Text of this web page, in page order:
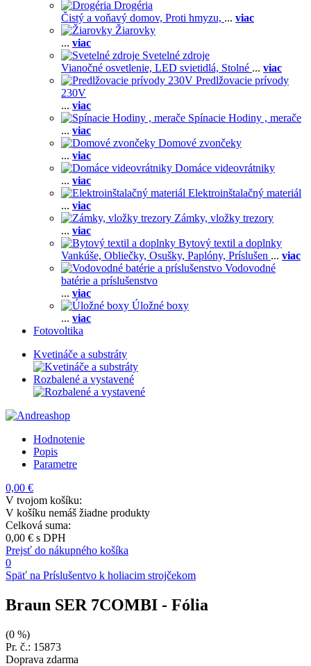
Drogéria
Čistý a voňavý domov, Proti hmyzu, ... viac
Žiarovky
... viac
Svetelné zdroje
Vianočné osvetlenie, LED svietidlá, Stolné ... viac
Predlžovacie prívody
230V
... viac
Spínacie Hodiny , merače
... viac
Domové zvončeky
... viac
Domáce videovrátniky
... viac
Elektroinštalačný materiál
... viac
Zámky, vložky trezory
... viac
Bytový textil a doplnky
Vankúše, Obliečky, Osušky, Paplóny, Príslušen ... viac
Vodovodné
batérie a príslušenstvo
... viac
Úložné boxy
... viac
Fotovoltika
Kvetináče a substráty
Rozbalené a vystavené
Hodnotenie
Popis
Parametre
0,00 €
V tvojom košíku:
V košíku nemáš žiadne produkty
Celková suma:
0,00 € s DPH
Prejsť do nákupného košíka
0
Späť na Príslušentvo k holiacim strojčekom
Braun SER 7COMBI - Fólia
(0 %)
Pr. č.: 15873
Doprava zdarma